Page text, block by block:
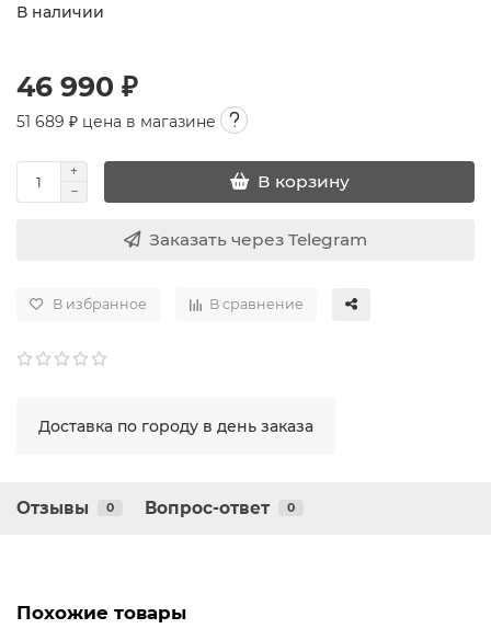
В наличии
46 990 ₽
51 689 ₽ цена в магазине
В корзину
Заказать через Telegram
В избранное В сравнение
Доставка по городу в день заказа
Отзывы 0 Вопрос-ответ 0
Похожие товары